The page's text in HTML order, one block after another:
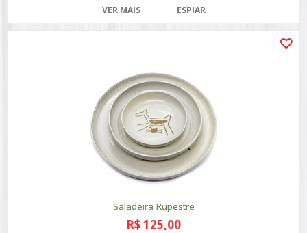
VER MAIS ESPIAR
Saladeira Rupestre
R$ 125,00